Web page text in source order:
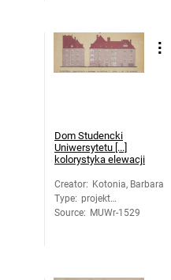
Dom Studencki
Uniwersytetu [...]
kolorystyka elewacji
Creator: Kotonia, Barbara
Type: projekt
architektoniczny
Source: MUWr-1529